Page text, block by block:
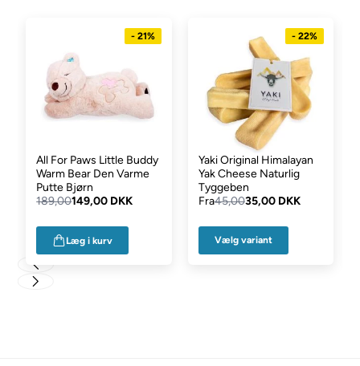
- 21%
All For Paws Little Buddy
Warm Bear Den Varme
Putte Bjørn
189,00149,00 DKK
Læg i kurv
- 22%
Yaki Original Himalayan
Yak Cheese Naturlig
Tyggeben
Fra45,0035,00 DKK
Vælg variant